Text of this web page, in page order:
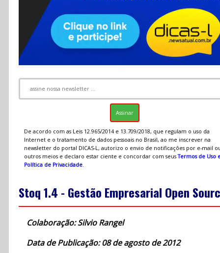
RSS
De acordo com as Leis 12.965/2014 e 13.709/2018, que regulam o uso da
Internet e o tratamento de dados pessoais no Brasil, ao me inscrever na
newsletter do portal DICAS-L, autorizo o envio de notificações por e-mail
outros meios e declaro estar ciente e concordar com seusTermos de Uso
Política de Privacidade.
Stoq 1.4 - Gestão Empresarial Open
Colaboração: Silvio Rangel
Data de Publicação: 08 de agosto de 2012